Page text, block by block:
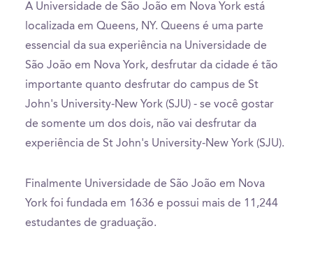
A Universidade de São João em Nova York está
localizada em Queens, NY. Queens é uma parte
essencial da sua experiência na Universidade de
São João em Nova York, desfrutar da cidade é tão
importante quanto desfrutar do campus de St
John's University-New York (SJU) - se você gostar
de somente um dos dois, não vai desfrutar da
experiência de St John's University-New York (SJU).
Finalmente Universidade de São João em Nova
York foi fundada em 1636 e possui mais de 11,244
estudantes de graduação.